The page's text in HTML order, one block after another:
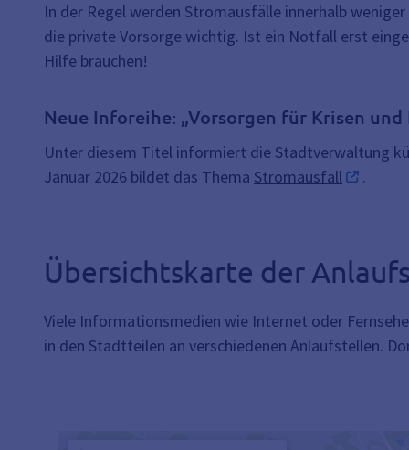
In der Regel werden Stromausfälle innerhalb
die private Vorsorge wichtig. Ist ein Notfall erst
Hilfe brauchen!
Neue Inforeihe: „Vorsorgen für Krisen und
Unter diesem Titel informiert die Stadtverwaltung
Januar 2026 bildet das Thema Stromausfall .
Übersichtskarte der
Viele Informationsmedien wie Internet oder
in den Stadtteilen an verschiedenen Anlaufstellen.